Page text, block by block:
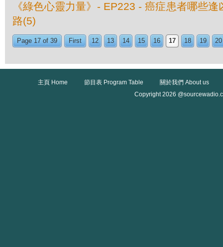
《綠色心靈力量》- EP223 - 癌症患者哪些
路(5)
Page 17 of 39 First 12 13 14 15 16 17 18 19 20
主頁 Home 節目表 Program Table
關於我們 About us
Copyright 2026